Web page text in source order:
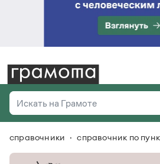
Искать на Грамоте
Справочная служба
Везде
справочники справочник по